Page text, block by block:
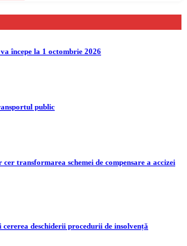
începe la 1 octombrie 2026
public
transformarea schemei de compensare a accizei
deschiderii procedurii de insolvență